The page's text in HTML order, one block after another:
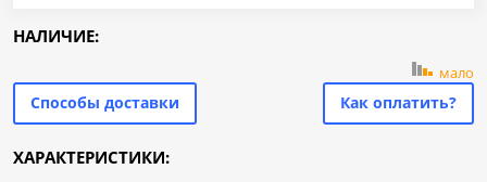
НАЛИЧИЕ:
мало
Способы доставки Как оплатить?
ХАРАКТЕРИСТИКИ: